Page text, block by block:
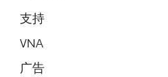
支持
VNA
广告